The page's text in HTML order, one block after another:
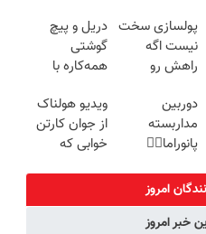
کننده خانگی
برگردون
(40%off)
پولسازی سخت
نیست اگه
راهش رو
رایگان "
دریل و پیچ
گوشتی
همه‌کاره با
هوشمند ⚙️
(نصف قیمت
بازار🔥)
دوربین
مداربسته
پانوراما👈🏻
360°و سازگار با
اندروید و ios
ویدیو هولناک
از جوان کارتن
خوابی که
امروز
خبر امروز